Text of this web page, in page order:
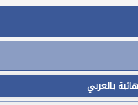
بالعربي